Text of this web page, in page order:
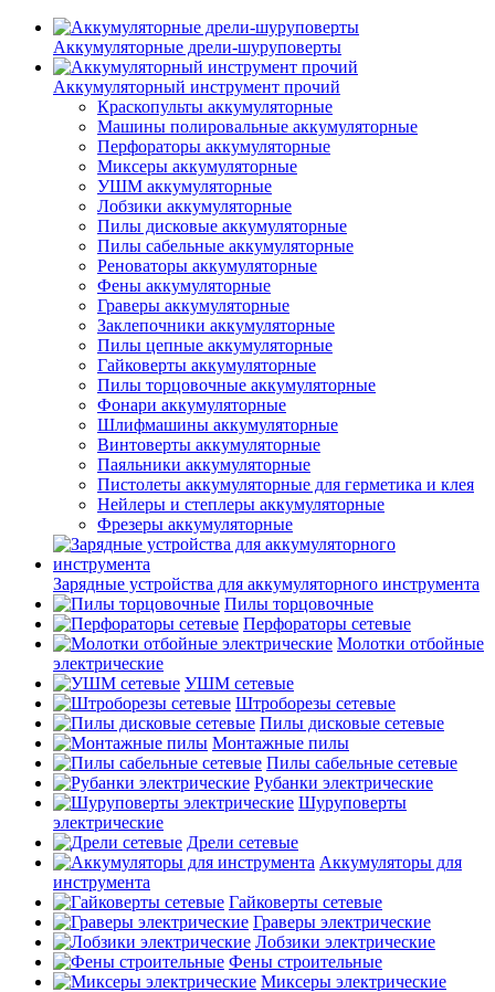
Аккумуляторные дрели-шуруповерты
Аккумуляторный инструмент прочий
Краскопульты аккумуляторные
Машины полировальные аккумуляторные
Перфораторы аккумуляторные
Миксеры аккумуляторные
УШМ аккумуляторные
Лобзики аккумуляторные
Пилы дисковые аккумуляторные
Пилы сабельные аккумуляторные
Реноваторы аккумуляторные
Фены аккумуляторные
Граверы аккумуляторные
Заклепочники аккумуляторные
Пилы цепные аккумуляторные
Гайковерты аккумуляторные
Пилы торцовочные аккумуляторные
Фонари аккумуляторные
Шлифмашины аккумуляторные
Винтоверты аккумуляторные
Паяльники аккумуляторные
Пистолеты аккумуляторные для герметика и клея
Нейлеры и степлеры аккумуляторные
Фрезеры аккумуляторные
Зарядные устройства для аккумуляторного инструмента
Пилы торцовочные
Перфораторы сетевые
Молотки отбойные
электрические
УШМ сетевые
Штроборезы сетевые
Пилы дисковые сетевые
Монтажные пилы
Пилы сабельные сетевые
Рубанки электрические
Шуруповерты
электрические
Дрели сетевые
Аккумуляторы для
инструмента
Гайковерты сетевые
Граверы электрические
Лобзики электрические
Фены строительные
Миксеры электрические